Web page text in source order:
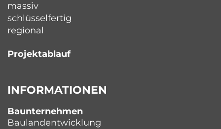
massiv
schlüsselfertig
regional
Projektablauf
INFORMATIONEN
Baunternehmen
Baulandentwicklung